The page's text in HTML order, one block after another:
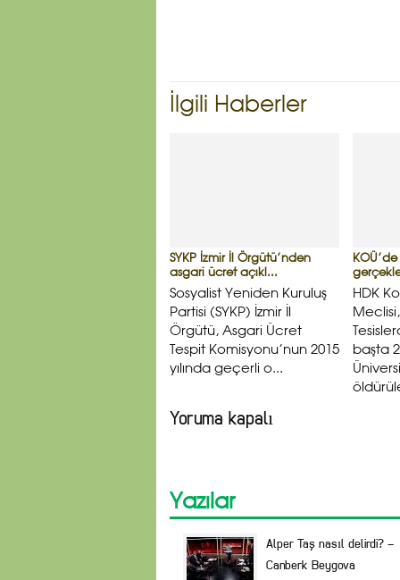
İlgili Haberler
SYKP İzmir İl Örgütü’nden
asgari ücret açıkl...
Sosyalist Yeniden Kuruluş
Partisi (SYKP) İzmir İl
Örgütü, Asgari Ücret
Tespit Komisyonu’nun 2015
yılında geçerli o...
HDK
başta
Yoruma kapalı
Yazılar
Alper Taş nasıl delirdi? –
Canberk Beygova